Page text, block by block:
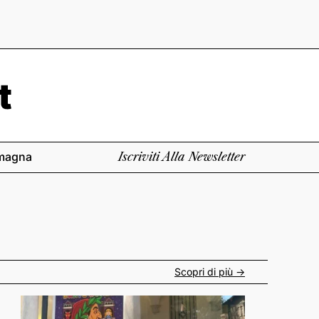
Iscriviti Alla Newsletter
Scopri di più ->